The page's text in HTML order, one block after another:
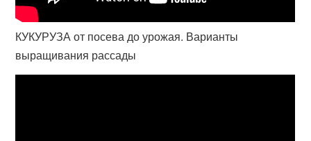
КУКУРУЗА от посева до урожая. Варианты
выращивания рассады